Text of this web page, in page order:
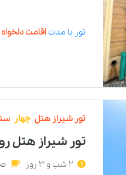
تور با مدتاقامت
تور شیراز هتل چهار
تور شیراز هتل
2 شب و 3 روز